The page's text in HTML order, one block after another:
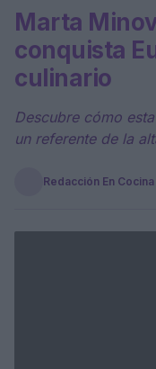
Marta
conquista
culinario
Descubre cómo
un referente de la
Redacción En Cocina